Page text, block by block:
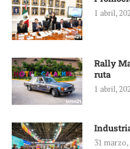
1 abril,
Rally
ruta
1 abril,
31 marzo,